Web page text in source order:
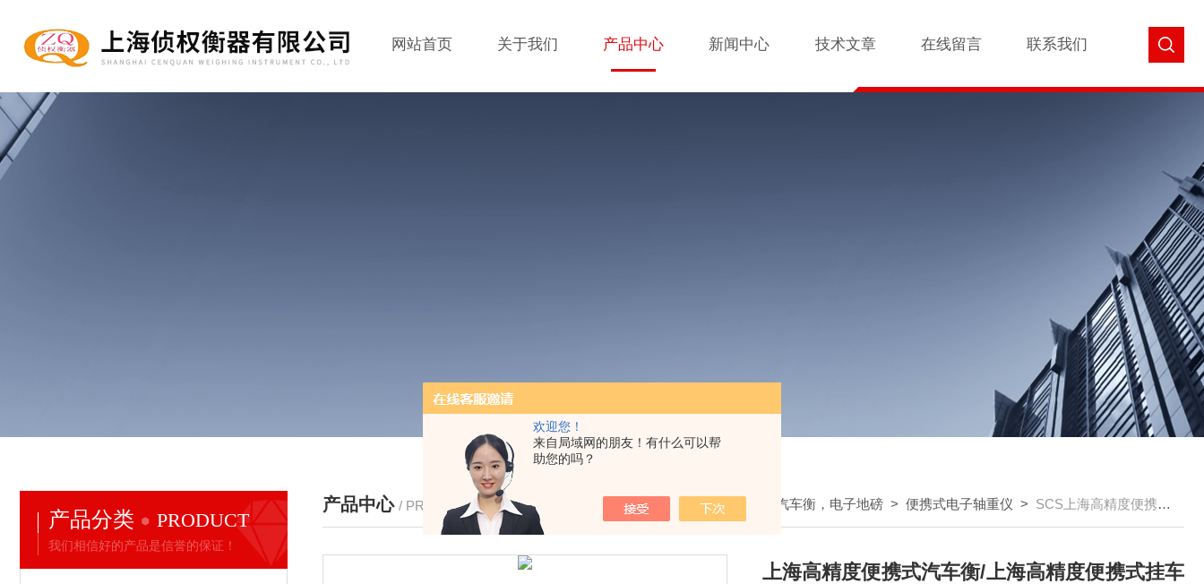
欢迎您！
来自局域网的朋友！有什么可以帮
助您的吗？
网站首页 关于我们 产品中心 新闻中心 技术文章 在线留言 联系我们
产品分类 PRODUCT
我们相信好的产品是信誉的保证！
产品中心 / PRODUCTS 我的位置： >产品中心 >便携式电子汽车衡，电子地磅 >便携式电子轴重仪 > SCS上海高精度便携式汽车衡/上海高精度便携式挂车衡
上海高精度便携式汽车衡/上海高精度便携式挂车